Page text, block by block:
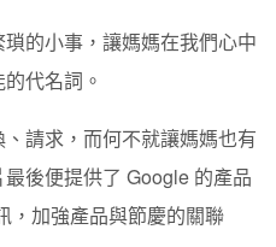
的小事，讓媽媽在我們心中
代名詞。
請求，而何不就讓媽媽也有
後便提供了 Google 的產品
，加強產品與節慶的關聯